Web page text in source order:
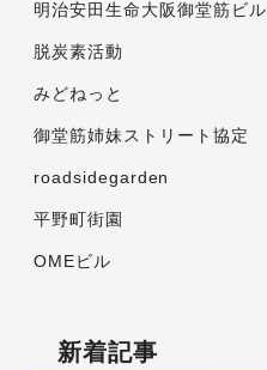
明治安田生命大阪御堂筋ビル
脱炭素活動
みどねっと
御堂筋姉妹ストリート協定
roadsidegarden
平野町街園
OMEビル
新着記事